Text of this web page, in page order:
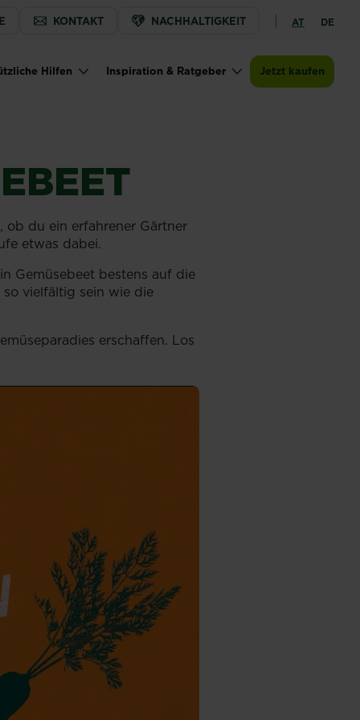
KONTAKT NACHHALTIGKEIT AT DE
Hilfen Inspiration & Ratgeber Jetzt kaufen
ob du ein erfahrener Gärtner
etwas dabei.
Gemüsebeet bestens auf die
vielfältig sein wie die
erschaffen. Los